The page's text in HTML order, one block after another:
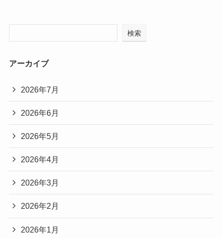
検索
アーカイブ
2026年7月
2026年6月
2026年5月
2026年4月
2026年3月
2026年2月
2026年1月